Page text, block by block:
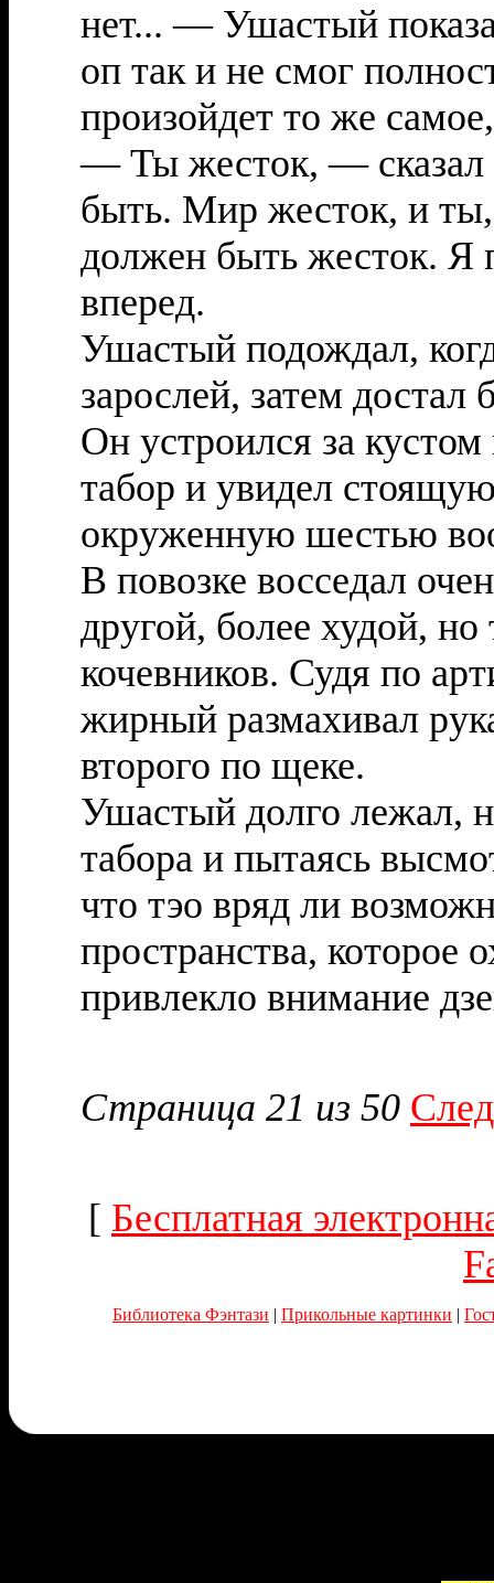
нет... — Ушастый
оп так и не смог
произойдет то же
— Ты жесток, — сказал
быть. Мир жесток, и ты,
должен быть жесток. Я
вперед.
Ушастый подождал,
зарослей, затем достал
Он устроился за
табор и увидел
окруженную шестью
В повозке восседал
другой, более худой,
кочевников. Судя по
жирный размахивал
второго по щеке.
Ушастый долго лежал,
табора и пытаясь
что тэо вряд ли
пространства, которое
привлекло внимание
Страница 21 из 50
[ Бесплатная
Библиотека Фэнтази | Прикольные картинки |